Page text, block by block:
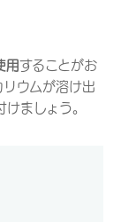
用することがお
ウムが溶け出
ましょう。